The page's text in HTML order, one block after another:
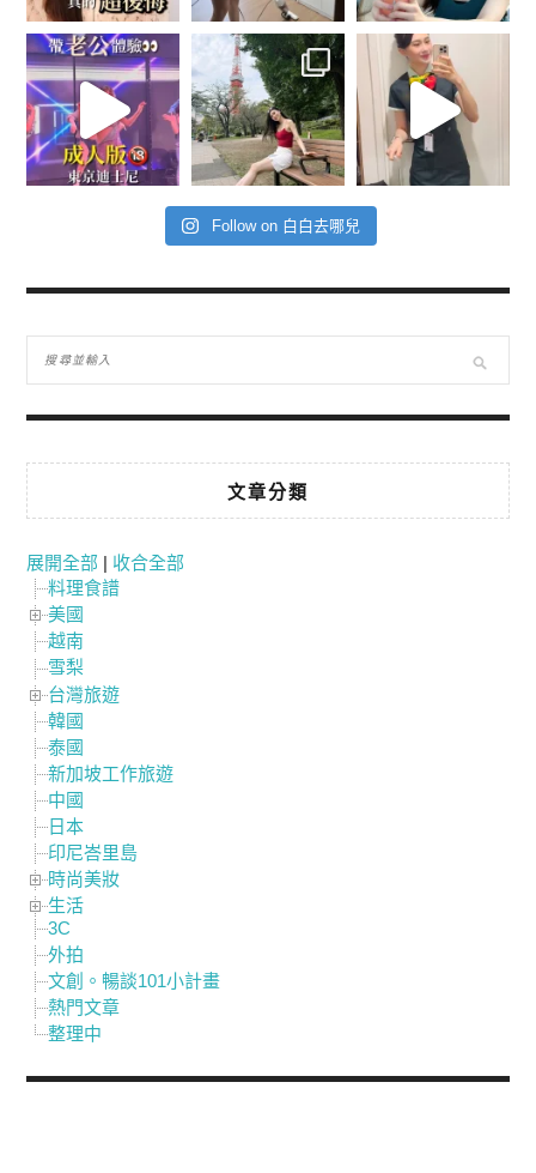
Follow on 白白去哪兒
文章分類
展開全部 | 收合全部
料理食譜
美國
越南
雪梨
台灣旅遊
韓國
泰國
新加坡工作旅遊
中國
日本
印尼峇里島
時尚美妝
生活
3C
外拍
文創。暢談101小計畫
熱門文章
整理中